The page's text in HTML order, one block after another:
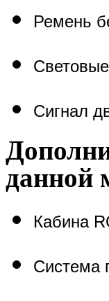
Ремень
Сигнал
Кабина
Система